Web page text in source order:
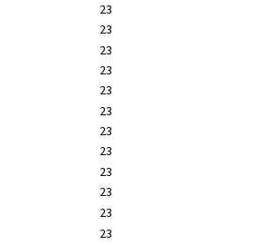
23
23
23
23
23
23
23
23
23
23
23
23